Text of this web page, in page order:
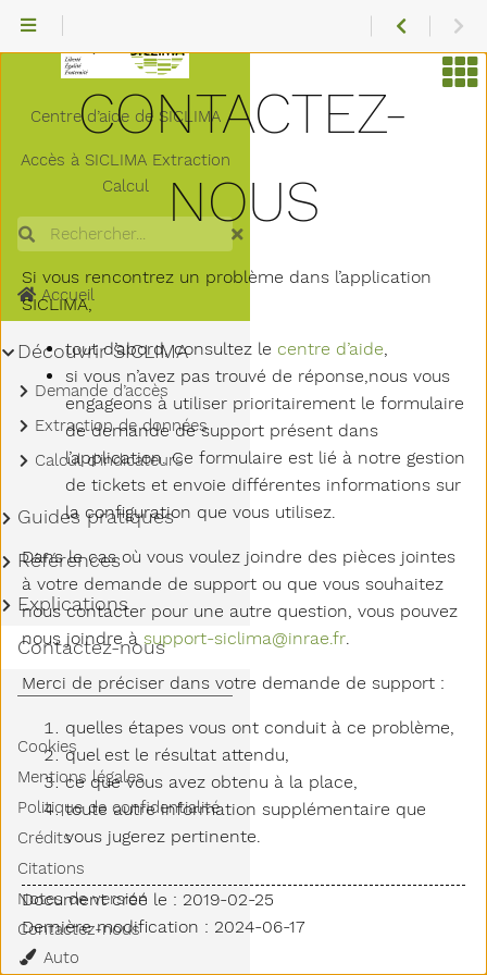
CONTACTEZ-
NOUS
Si vous rencontrez un problème dans l’application
SICLIMA,
tout d’abord, consultez le centre d’aide,
si vous n’avez pas trouvé de réponse,nous vous
engageons à utiliser prioritairement le formulaire
de demande de support présent dans
l’application. Ce formulaire est lié à notre gestion
de tickets et envoie différentes informations sur
la configuration que vous utilisez.
Dans le cas où vous voulez joindre des pièces jointes
à votre demande de support ou que vous souhaitez
nous contacter pour une autre question, vous pouvez
nous joindre à support-siclima@inrae.fr.
Merci de préciser dans votre demande de support :
quelles étapes vous ont conduit à ce problème,
quel est le résultat attendu,
ce que vous avez obtenu à la place,
toute autre information supplémentaire que
vous jugerez pertinente.
Document créé le : 2019-02-25
Dernière modification : 2024-06-17
Centre d’aide de SICLIMA
Accès à SICLIMA Extraction
Calcul
Rechercher
Accueil
Sous-menu Découvrir SICLIMA
Découvrir SICLIMA
Sous-menu Demande d’accès
Demande d’accès
Sous-menu Extraction de données
Extraction de données
Sous-menu Calcul d’indicateurs
Calcul d’indicateurs
Sous-menu Guides pratiques
Guides pratiques
Sous-menu Références
Références
Sous-menu Explications
Explications
Contactez-nous
Cookies
Mentions légales
Politique de confidentialité
Crédits
Citations
Notes de version
Contactez-nous
Thème